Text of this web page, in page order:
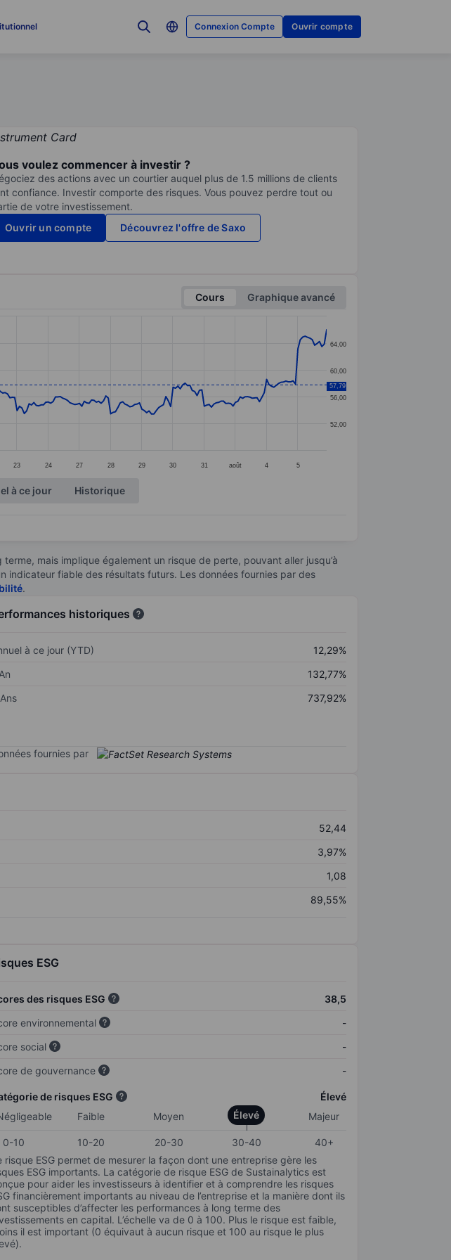
Connexion Compte Ouvrir compte
voulez commencer à investir ?
des actions avec un courtier auquel plus de 1.5 millions de clients
confiance. Investir comporte des risques. Vous pouvez perdre tout ou
de votre investissement.
Ouvrir un compte
Découvrez l'offre de Saxo
Cours
Graphique avancé
23 24 27 28 29 30 31 août 4 5
52,00
56,00
60,00
64,00
57,79
à ce jour Historique
mais implique également un risque de perte, pouvant aller jusqu’à
fiable des résultats futurs. Les données fournies par des
.
historiques
à ce jour (YTD)
12,29%
132,77%
737,92%
fournies par
52,44
3,97%
1,08
89,55%
ESG
des risques ESG
38,5
environnemental
-
social
-
de gouvernance
-
de risques ESG
Élevé
Faible Moyen Élevé Majeur
0-10 10-20 20-30 30-40
40+
risque ESG permet de mesurer la façon dont une entreprise gère les
ESG importants. La catégorie de risque ESG de Sustainalytics est
pour aider les investisseurs à identifier et à comprendre les risques
financièrement importants au niveau de l’entreprise et la manière dont ils
susceptibles d’affecter les performances à long terme des
en capital. L’échelle va de 0 à 100. Plus le risque est faible,
il est important (0 équivaut à aucun risque et 100 au risque le plus